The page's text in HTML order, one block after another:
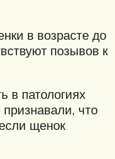
в возрасте до
позывов к
в патологиях
что
щенок